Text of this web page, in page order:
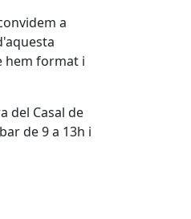
a
hem format i
del Casal de
de 9 a 13h i